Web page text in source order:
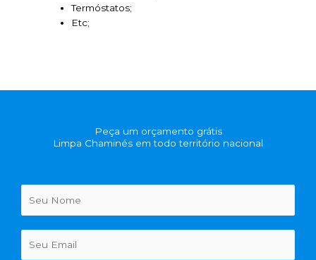
Termóstatos;
Etc;
Peça um orçamento grátis
Limpa Chaminés em todo território nacional